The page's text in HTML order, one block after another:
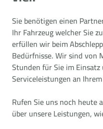
Sie benötigen einen
Ihr Fahrzeug welcher Sie
erfüllen wir beim
Bedürfnisse. Wir sind von
Stunden für Sie im
Serviceleistungen an
Rufen Sie uns noch heute
über unsere Leistungen,